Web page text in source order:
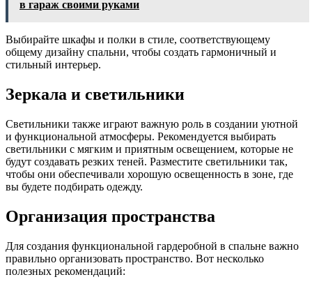
в гараж своими руками
Выбирайте шкафы и полки в стиле, соответствующему
общему дизайну спальни, чтобы создать гармоничный и
стильный интерьер.
Зеркала и светильники
Светильники также играют важную роль в создании уютной
и функциональной атмосферы. Рекомендуется выбирать
светильники с мягким и приятным освещением, которые не
будут создавать резких теней. Разместите светильники так,
чтобы они обеспечивали хорошую освещенность в зоне, где
вы будете подбирать одежду.
Организация пространства
Для создания функциональной гардеробной в спальне важно
правильно организовать пространство. Вот несколько
полезных рекомендаций: